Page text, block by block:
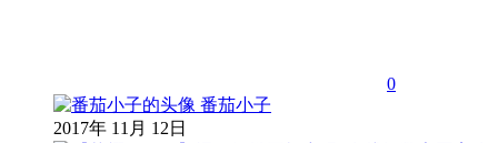
0
番茄小子
2017年 11月 12日